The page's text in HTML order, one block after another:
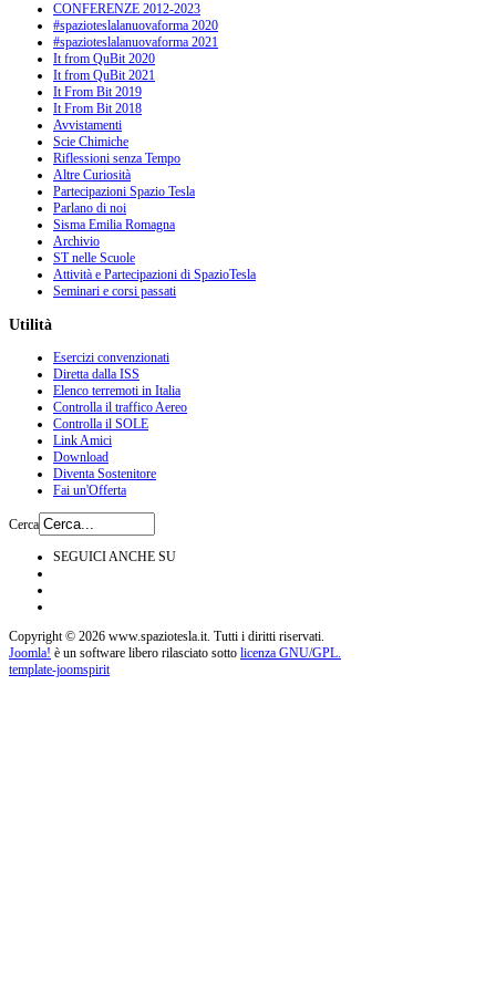
CONFERENZE 2012-2023
#spazioteslalanuovaforma 2020
#spazioteslalanuovaforma 2021
It from QuBit 2020
It from QuBit 2021
It From Bit 2019
It From Bit 2018
Avvistamenti
Scie Chimiche
Riflessioni senza Tempo
Altre Curiosità
Partecipazioni Spazio Tesla
Parlano di noi
Sisma Emilia Romagna
Archivio
ST nelle Scuole
Attività e Partecipazioni di SpazioTesla
Seminari e corsi passati
Utilità
Esercizi convenzionati
Diretta dalla ISS
Elenco terremoti in Italia
Controlla il traffico Aereo
Controlla il SOLE
Link Amici
Download
Diventa Sostenitore
Fai un'Offerta
Cerca
SEGUICI ANCHE SU
Copyright © 2026 www.spaziotesla.it. Tutti i diritti riservati.
Joomla! è un software libero rilasciato sotto licenza GNU/GPL.
template-joomspirit